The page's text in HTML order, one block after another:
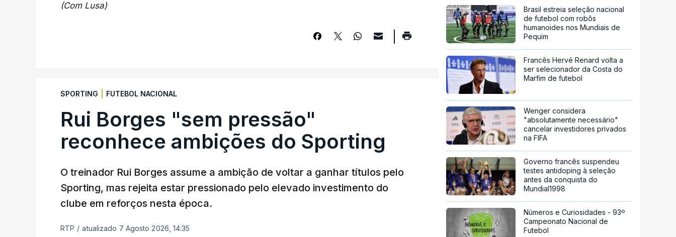
(Com Lusa)
SPORTING FUTEBOL NACIONAL
Rui Borges "sem pressão"
reconhece ambições do Sporting
O treinador Rui Borges assume a ambição de voltar a ganhar títulos pelo
Sporting, mas rejeita estar pressionado pelo elevado investimento do
clube em reforços nesta época.
RTP / atualizado 7 Agosto 2026, 14:35
Brasil estreia seleção nacional
de futebol com robôs
humanoides nos Mundiais de
Pequim
Francês Hervé Renard volta a
ser selecionador da Costa do
Marfim de futebol
Wenger considera
"absolutamente necessário"
cancelar investidores privados
na FIFA
Governo francês suspendeu
testes antidoping à seleção
antes da conquista do
Mundial1998
Números e Curiosidades - 93º
Campeonato Nacional de
Futebol